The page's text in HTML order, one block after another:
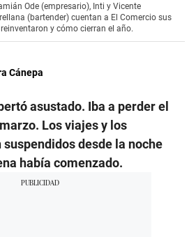
Ode (empresario), Inti y Vicente
(bartender) cuentan a El Comercio sus
y cómo cierran el año.
Cánepa
asustado. Iba a perder el
Los viajes y los
desde la noche
había comenzado.